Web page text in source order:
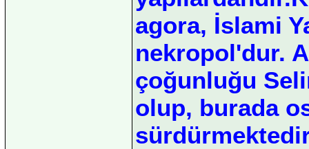
agora, İslami
nekropol'dur.
çoğunluğu
olup, burada